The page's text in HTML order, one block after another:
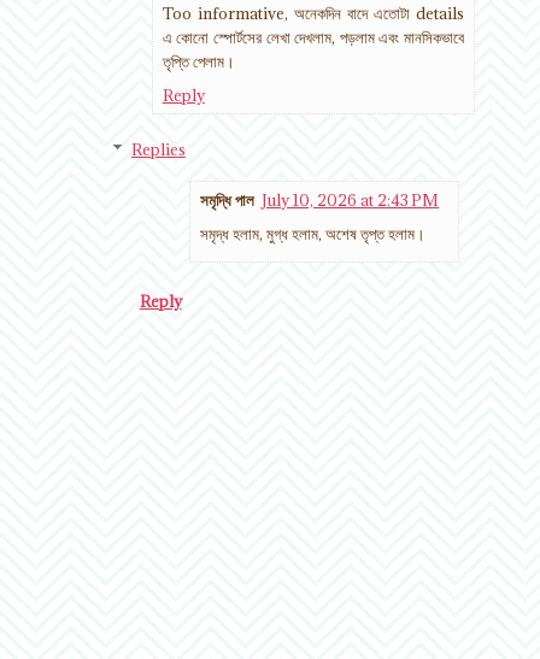
Too informative, অনেকদিন বাদে এতোটা details
এ কোনো স্পোর্টসের লেখা দেখলাম, পড়লাম এবং মানসিকভাবে
তৃপ্তি পেলাম।
Reply
Replies
সমৃদ্ধি পাল July 10, 2026 at 2:43 PM
সমৃদ্ধ হলাম, মুগ্ধ হলাম, অশেষ তৃপ্ত হলাম।
Reply